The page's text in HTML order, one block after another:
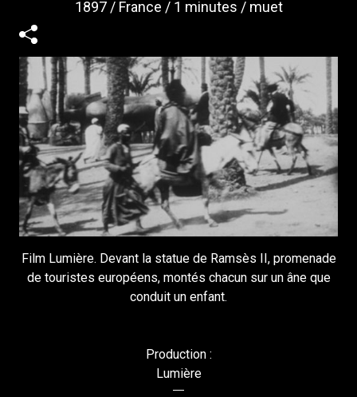
1897 France 1 minutes muet
Film Lumière. Devant la statue de Ramsès II, promenade
de touristes européens, montés chacun sur un âne que
conduit un enfant.
Production :
Lumière